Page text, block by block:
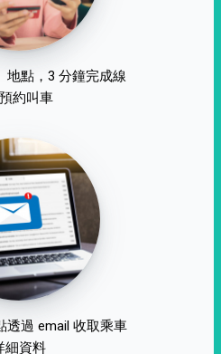
地點，3 分鐘完成線
約叫車
透過 email 收取乘車
細資料